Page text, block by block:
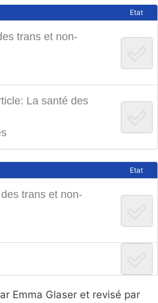
Etat
trans et non-
La santé des
Etat
trans et non-
Emma Glaser et revisé par